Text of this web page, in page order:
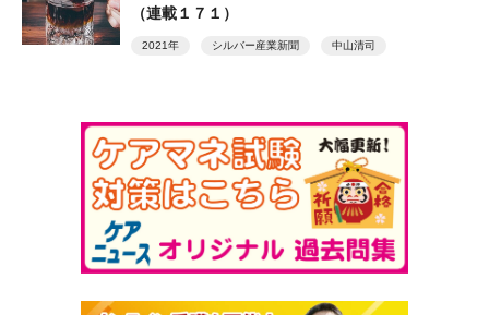
（連載１７１）
2021年 シルバー産業新聞 中山清司